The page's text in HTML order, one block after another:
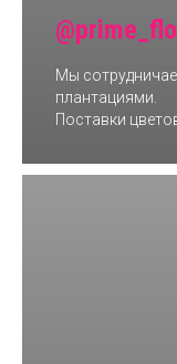
Мы
плантациями.
Поставки